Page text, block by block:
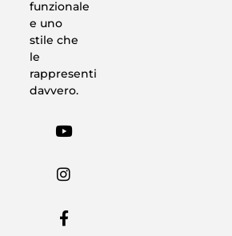
funzionale
e uno
stile che
le
rappresenti
davvero.